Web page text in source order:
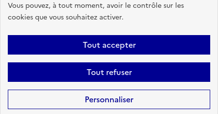
Vous pouvez, à tout moment, avoir le contrôle sur les
cookies que vous souhaitez activer.
Tout accepter
Tout refuser
Personnaliser
service-public.gouv.fr
data.gouv.fr
Plan du site Accessibilite : non conforme
Mentions légales
Politique de confidentialité
Gestion des cookies FAQ
Kit de
Statistiques Code source
Sauf mention contraire, tous les contenus de ce site sont sous